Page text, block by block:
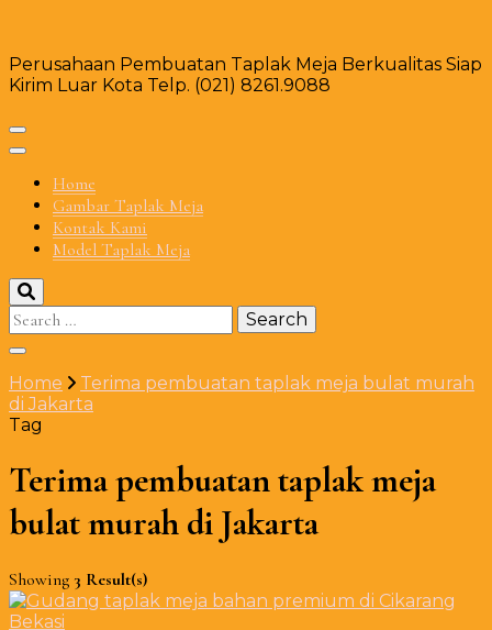
Perusahaan Pembuatan Taplak Meja Berkualitas Siap
Kirim Luar Kota Telp. (021) 8261.9088
Home
Gambar Taplak Meja
Kontak Kami
Model Taplak Meja
Search
for:
Home
Terima pembuatan taplak meja bulat murah
di Jakarta
Tag
Terima pembuatan taplak meja
bulat murah di Jakarta
Showing 3 Result(s)